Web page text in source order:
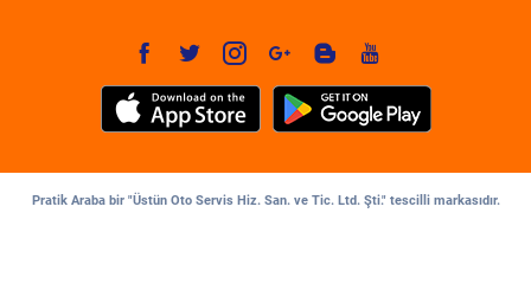
Pratik Araba bir "Üstün Oto Servis Hiz. San. ve Tic. Ltd. Şti." tescilli markasıdır.